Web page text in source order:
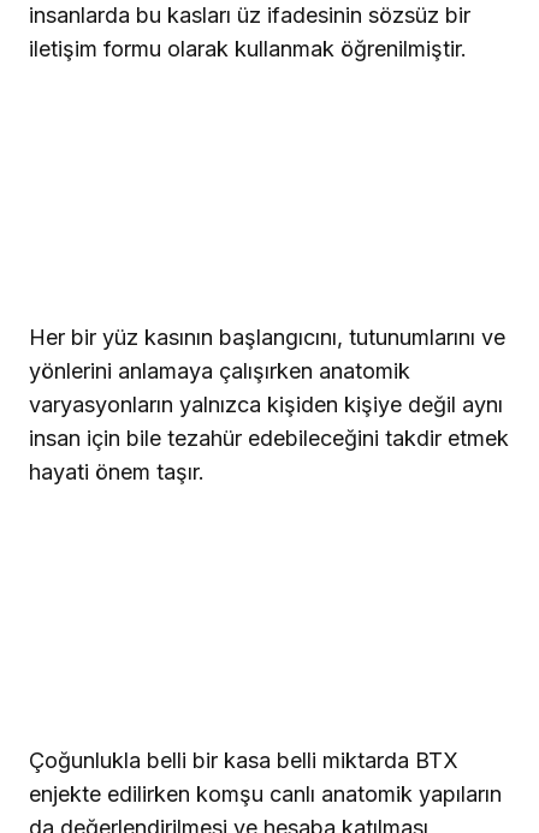
insanlarda bu kasları üz ifadesinin sözsüz bir
iletişim formu olarak kullanmak öğrenilmiştir.
Her bir yüz kasının başlangıcını, tutunumlarını ve
yönlerini anlamaya çalışırken anatomik
varyasyonların yalnızca kişiden kişiye değil aynı
insan için bile tezahür edebileceğini takdir etmek
hayati önem taşır.
Çoğunlukla belli bir kasa belli miktarda BTX
enjekte edilirken komşu canlı anatomik yapıların
da değerlendirilmesi ve hesaba katılması